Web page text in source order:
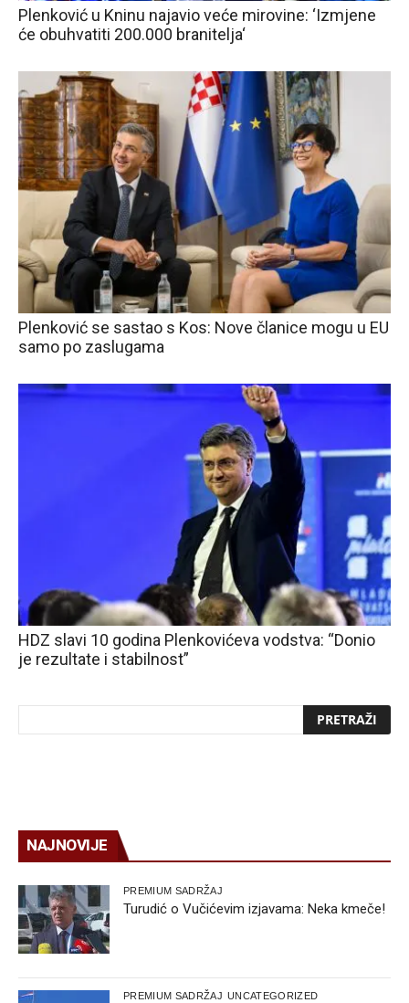
Plenković u Kninu najavio veće mirovine: ‘Izmjene
će obuhvatiti 200.000 branitelja‘
Plenković se sastao s Kos: Nove članice mogu u EU
samo po zaslugama
HDZ slavi 10 godina Plenkovićeva vodstva: “Donio
je rezultate i stabilnost”
NAJNOVIJE
PREMIUM SADRŽAJ
Turudić o Vučićevim izjavama: Neka kmeče!
PREMIUM SADRŽAJ UNCATEGORIZED